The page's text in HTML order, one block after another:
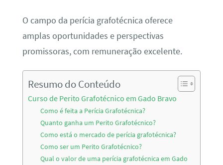
O campo da perícia grafotécnica oferece
amplas oportunidades e perspectivas
promissoras, com remuneração excelente.
Resumo do Conteúdo
Curso de Perito Grafotécnico em Gado Bravo
Como é feita a Perícia Grafotécnica?
Quanto ganha um Perito Grafotécnico?
Como está o mercado de perícia grafotécnica?
Como ser um Perito Grafotécnico?
Qual o valor de uma perícia grafotécnica em Gado